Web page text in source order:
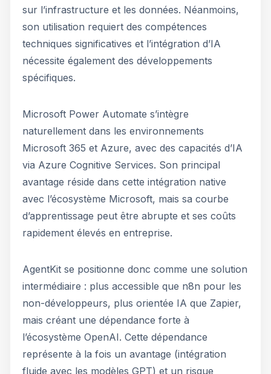
sur l’infrastructure et les données. Néanmoins,
son utilisation requiert des compétences
techniques significatives et l’intégration d’IA
nécessite également des développements
spécifiques.
Microsoft Power Automate s’intègre
naturellement dans les environnements
Microsoft 365 et Azure, avec des capacités d’IA
via Azure Cognitive Services. Son principal
avantage réside dans cette intégration native
avec l’écosystème Microsoft, mais sa courbe
d’apprentissage peut être abrupte et ses coûts
rapidement élevés en entreprise.
AgentKit se positionne donc comme une solution
intermédiaire : plus accessible que n8n pour les
non-développeurs, plus orientée IA que Zapier,
mais créant une dépendance forte à
l’écosystème OpenAI. Cette dépendance
représente à la fois un avantage (intégration
fluide avec les modèles GPT) et un risque